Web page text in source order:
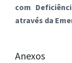
com
através da
Anexos